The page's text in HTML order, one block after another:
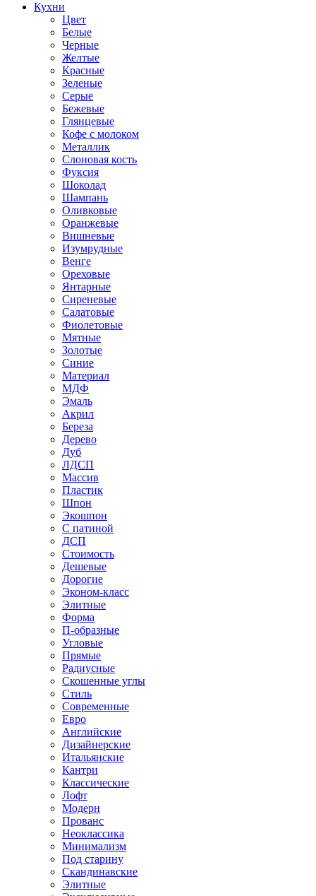
Кухни
Цвет
Белые
Черные
Желтые
Красные
Зеленые
Серые
Бежевые
Глянцевые
Кофе с молоком
Металлик
Слоновая кость
Фуксия
Шоколад
Шампань
Оливковые
Оранжевые
Вишневые
Изумрудные
Венге
Ореховые
Янтарные
Сиреневые
Салатовые
Фиолетовые
Мятные
Золотые
Синие
Материал
МДФ
Эмаль
Акрил
Береза
Дерево
Дуб
ЛДСП
Массив
Пластик
Шпон
Экошпон
С патиной
ДСП
Стоимость
Дешевые
Дорогие
Эконом-класс
Элитные
Форма
П-образные
Угловые
Прямые
Радиусные
Скошенные углы
Стиль
Современные
Евро
Английские
Дизайнерские
Итальянские
Кантри
Классические
Лофт
Модерн
Прованс
Неоклассика
Минимализм
Под старину
Скандинавские
Элитные